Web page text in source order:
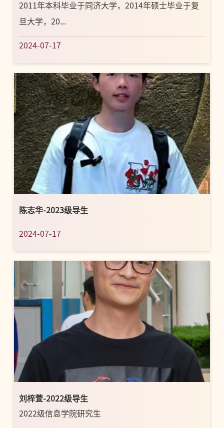
2011年本科毕业于同济大学，2014年硕士毕业于复
旦大学，20...
2024-07-17
陈志华-2023级导生
2024-07-17
刘梓萱-2022级导生
2022级信息学院研究生